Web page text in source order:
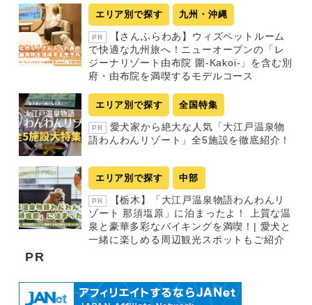
エリア別で探す 九州・沖縄
PR
【さんふらわあ】ウィズペットルーム
で快適な九州旅へ！ニューオープンの「レ
ジーナリゾート由布院 圍-Kakoi-」を含む別
府・由布院を満喫するモデルコース
エリア別で探す 全国特集
PR
愛犬家から絶大な人気「大江戸温泉物
語わんわんリゾート」全5施設を徹底紹介！
エリア別で探す 中部
PR
【栃木】「大江戸温泉物語わんわんリ
ゾート 那須塩原」に泊まったよ！ 上質な温
泉と豪華多彩なバイキングを満喫！| 愛犬と
一緒に楽しめる周辺観光スポットもご紹介
PR